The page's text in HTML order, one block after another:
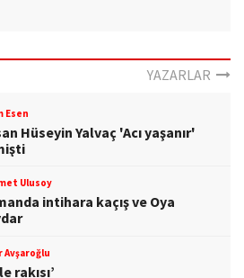
YAZARLAR
Esen
Hüseyin Yalvaç 'Acı yaşanır'
Ulusoy
intihara kaçış ve Oya
Avşaroğlu
rakısı’